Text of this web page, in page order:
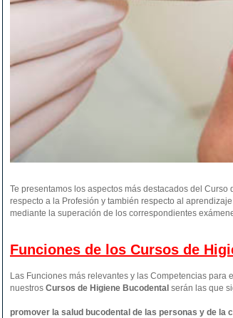
Te presentamos los aspectos más destacados del
respecto a la Profesión y también respecto al
mediante la superación de los correspondientes
Funciones de los Cursos de
Las Funciones más relevantes y las Competencias
nuestros Cursos de Higiene Bucodental serán las que
promover la salud bucodental de las personas y de